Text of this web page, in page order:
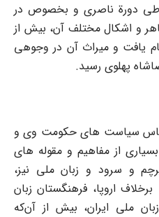
طی دورة ناصری و بخصوص در
و اشکال مختلف آن، بیش از
یافت و میراث آن در وجوهی
پهلوی ‌رسید.
سیاست های حکومت وی و
از مفاهیم و مقوله های
و سرود و زبان ملی نیز،
اروپا، فرهنگستان زبان
ملی ایران، بیش از آن‌که